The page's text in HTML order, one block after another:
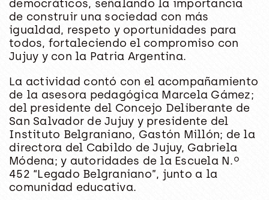
democráticos, señalando la importancia
de construir una sociedad con más
igualdad, respeto y oportunidades para
todos, fortaleciendo el compromiso con
Jujuy y con la Patria Argentina.
La actividad contó con el acompañamiento
de la asesora pedagógica Marcela Gámez;
del presidente del Concejo Deliberante de
San Salvador de Jujuy y presidente del
Instituto Belgraniano, Gastón Millón; de la
directora del Cabildo de Jujuy, Gabriela
Módena; y autoridades de la Escuela N.º
452 “Legado Belgraniano”, junto a la
comunidad educativa.